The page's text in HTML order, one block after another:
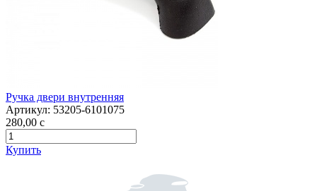
Ручка двери внутренняя
Артикул: 53205-6101075
280,00 c
Купить